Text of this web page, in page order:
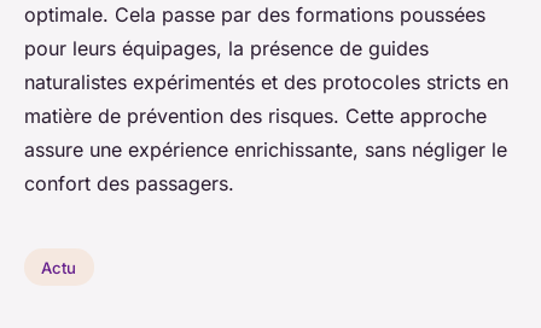
optimale. Cela passe par des formations poussées
pour leurs équipages, la présence de guides
naturalistes expérimentés et des protocoles stricts en
matière de prévention des risques. Cette approche
assure une expérience enrichissante, sans négliger le
confort des passagers.
Actu